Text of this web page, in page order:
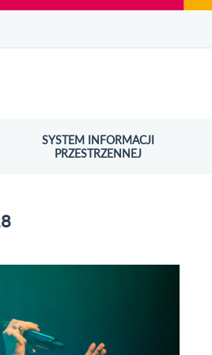
SYSTEM INFORMACJI
PRZESTRZENNEJ
OTWORZY SIĘ W NOWYM OKNIE